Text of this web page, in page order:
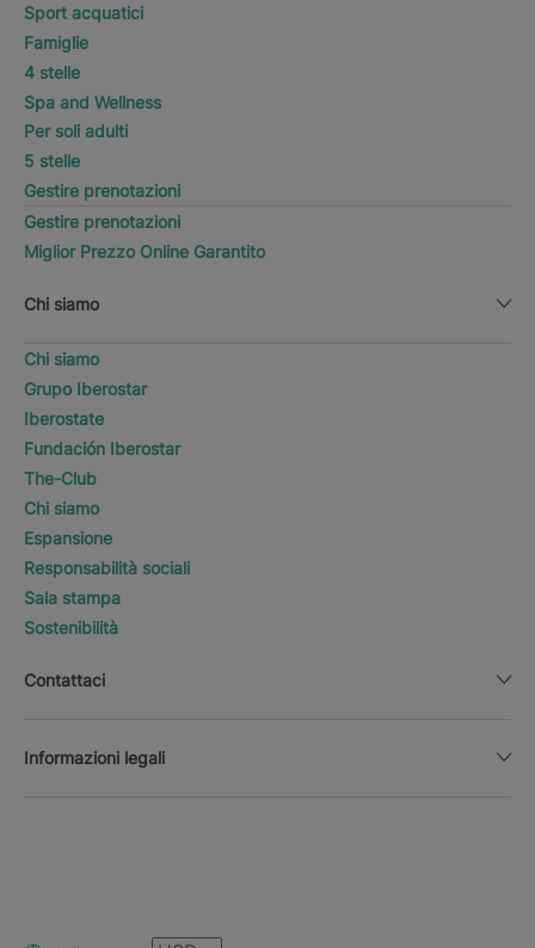
Sport acquatici
Famiglie
4 stelle
Spa and Wellness
Per soli adulti
5 stelle
Gestire prenotazioni
Gestire prenotazioni
Miglior Prezzo Online Garantito
Chi siamo
Chi siamo
Grupo Iberostar
Iberostate
Fundación Iberostar
The-Club
Chi siamo
Espansione
Responsabilità sociali
Sala stampa
Sostenibilità
Contattaci
Informazioni legali